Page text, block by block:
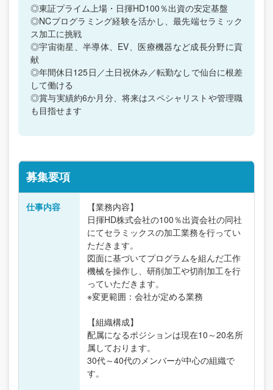
◎東証プライム上場・日揮HD100％出資の安定基盤
◎NCプログラミング経験を活かし、最先端セラミック
ス加工に挑戦
◎宇宙衛星、半導体、EV、医療機器など成長分野に貢
献
◎年間休日125日／土日祝休み／転勤なしで仙台に根差
して働ける
◎賞与実績約6か月分、将来はスペシャリストや管理職
も目指せます
募集要項
仕事内容
【業務内容】
日揮HD株式会社の100％出資会社の同社
にてセラミックスの加工業務を行ってい
ただきます。
図面に基づいてプログラムを組んだ工作
機械を操作し、研削加工や切削加工を行
っていただきます。
※変更範囲：会社が定める業務
【組織構成】
配属になるポジションは現在10～20名所
属しております。
30代～40代のメンバーが中心の組織で
す。